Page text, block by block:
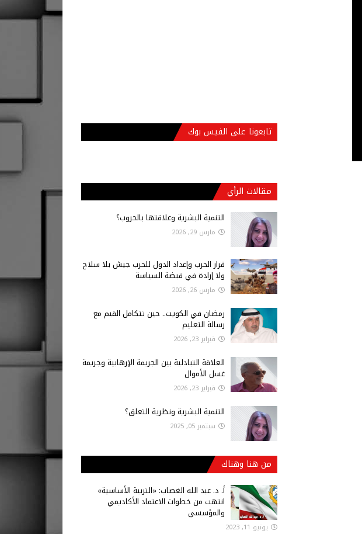
تابعونا على الفيس بوك
مقالات الرأي
التنمية البشرية وعلاقتها بالحروب؟
مارس 29, 2026
قرار الحرب وإعداد الدول للحرب جيش بلا سلاح
ولا إرادة في قبضة السياسة
مارس 26, 2026
رمضان في الكويت.. حين تتكامل القيم مع
رسالة التعليم
فبراير 23, 2026
العلاقة التبادلية بين الجريمة الإرهابية وجريمة
غسل الأموال
فبراير 23, 2026
التنمية البشرية ونظرية التعلق؟
سبتمبر 05, 2025
من هنا وهناك
أ‌. د. عبد الله الغصاب: «التربية الأساسية»
انتهت من خطوات الاعتماد الأكاديمي
والمؤسسي
يونيو 11, 2023